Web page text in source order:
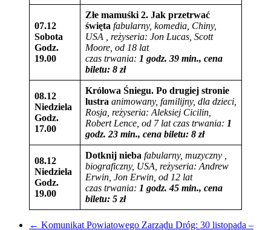
07.12
Sobota
Godz.
19.00
Złe mamuśki 2. Jak przetrwać
święta fabularny, komedia, Chiny,
USA , reżyseria: Jon Lucas, Scott
Moore, od 18 lat
czas trwania: 1 godz. 39 min., cena
biletu: 8 zł
08.12
Niedziela
Godz.
17.00
Królowa Śniegu. Po drugiej stronie
lustra animowany, familijny, dla dzieci,
Rosja, reżyseria: Aleksiej Cicilin,
Robert Lence, od 7 lat czas trwania: 1
godz. 23 min., cena biletu: 8 zł
08.12
Niedziela
Godz.
19.00
Dotknij nieba fabularny, muzyczny ,
biograficzny, USA, reżyseria: Andrew
Erwin, Jon Erwin, od 12 lat
czas trwania: 1 godz. 45 min., cena
biletu: 5 zł
← Komunikat Powiatowego Zarządu Dróg: 30 listopada –